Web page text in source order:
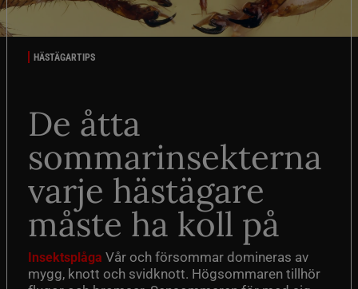
HÄSTÄGARTIPS
De åtta
sommarinsekterna
varje hästägare
måste ha koll på
Insektsplåga Vår och försommar domineras av
mygg, knott och svidknott. Högsommaren tillhör